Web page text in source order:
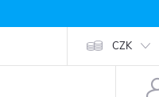
Provizní systém
CZK